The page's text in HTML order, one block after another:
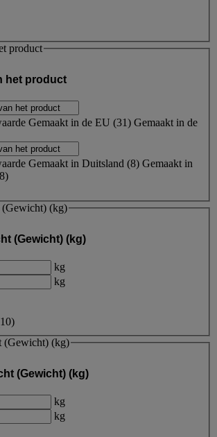
product
het product
Gemaakt in de EU (31) Gemaakt in de
Gemaakt in Duitsland (8) Gemaakt in
(kg)
(Gewicht) (kg)
kg
kg
(Gewicht) (kg)
(Gewicht) (kg)
kg
kg